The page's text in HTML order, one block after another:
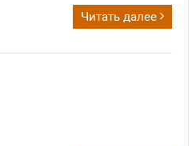
Читать далее